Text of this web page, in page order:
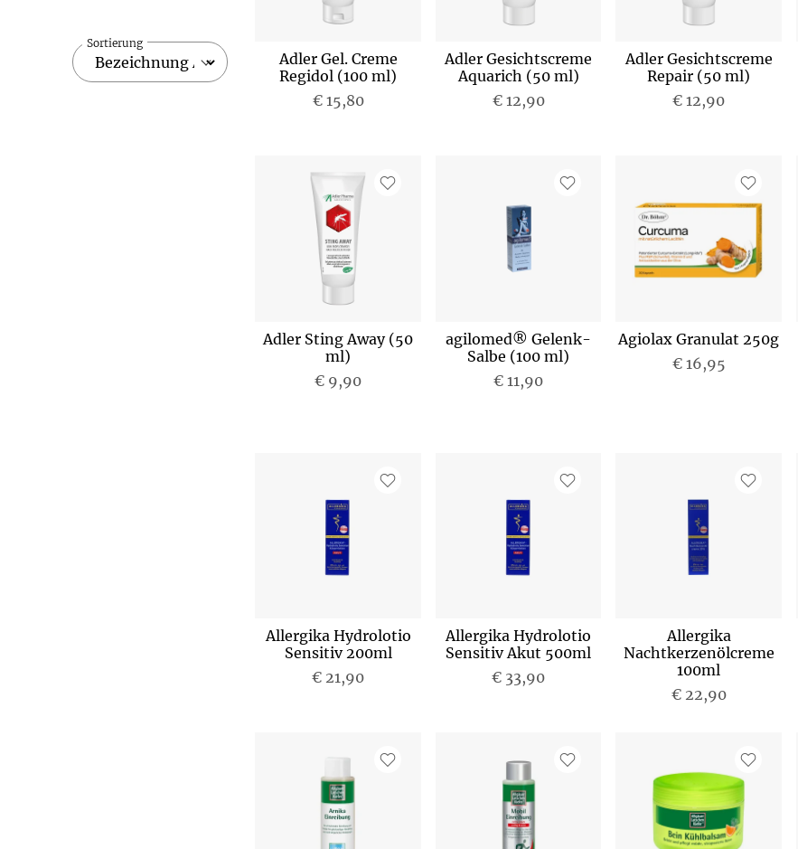
Sortierung
Adler Gel. Creme
Regidol (100 ml)
€ 15,80
Adler Gesichtscreme
Aquarich (50 ml)
€ 12,90
Adler Gesichtscreme
Repair (50 ml)
€ 12,90
Adler Sting Away (50
ml)
€ 9,90
agilomed® Gelenk-
Salbe (100 ml)
€ 11,90
Agiolax Granulat 250g
€ 16,95
Allergika Hydrolotio
Sensitiv 200ml
€ 21,90
Allergika Hydrolotio
Sensitiv Akut 500ml
€ 33,90
Allergika
Nachtkerzenölcreme
100ml
€ 22,90